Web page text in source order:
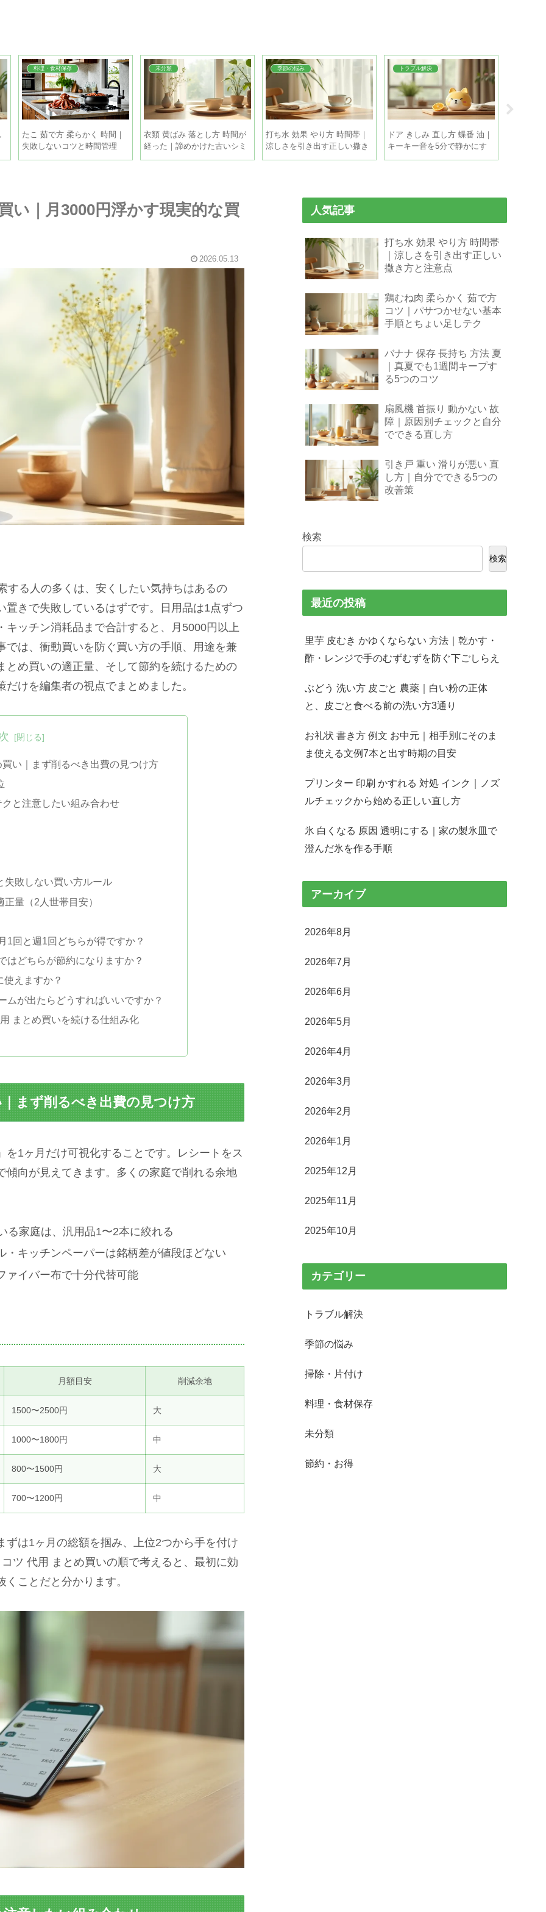
料理・食材保存
たこ 茹で方 柔らかく 時間｜
失敗しないコツと時間管理
未分類
衣類 黄ばみ 落とし方 時間が
経った｜諦めかけた古いシミ
も家庭で復活させる方法
季節の悩み
打ち水 効果 やり方 時間帯｜
涼しさを引き出す正しい撒き
方と注意点
トラブル解決
ドア きしみ 直し方 蝶番 油｜
キーキー音を5分で静かにす
る手順
い｜月3000円浮かす現実的な買
2026.05.13
する人の多くは、安くしたい気持ちはあるの
きで失敗しているはずです。日用品は1点ずつ
ッチン消耗品まで合計すると、月5000円以上
は、衝動買いを防ぐ買い方の手順、用途を兼
め買いの適正量、そして節約を続けるための
けを編集者の視点でまとめました。
い｜まず削るべき出費の見つけ方
と注意したい組み合わせ
失敗しない買い方ルール
量（2人世帯目安）
1回と週1回どちらが得ですか？
はどちらが節約になりますか？
えますか？
ムが出たらどうすればいいですか？
まとめ買いを続ける仕組み化
まず削るべき出費の見つけ方
1ヶ月だけ可視化することです。レシートをス
向が見えてきます。多くの家庭で削れる余地
る家庭は、汎用品1〜2本に絞れる
・キッチンペーパーは銘柄差が値段ほどない
ァイバー布で十分代替可能
月額目安 削減余地
1500〜2500円 大
1000〜1800円 中
800〜1500円 大
700〜1200円 中
は1ヶ月の総額を掴み、上位2つから手を付け
ツ 代用 まとめ買いの順で考えると、最初に効
ことだと分かります。
人気記事
打ち水 効果 やり方 時間帯
｜涼しさを引き出す正しい
撒き方と注意点
鶏むね肉 柔らかく 茹で方
コツ｜パサつかせない基本
手順とちょい足しテク
バナナ 保存 長持ち 方法 夏
｜真夏でも1週間キープす
る5つのコツ
扇風機 首振り 動かない 故
障｜原因別チェックと自分
でできる直し方
引き戸 重い 滑りが悪い 直
し方｜自分でできる5つの
改善策
検索
検索
最近の投稿
里芋 皮むき かゆくならない 方法｜乾かす・
酢・レンジで手のむずむずを防ぐ下ごしらえ
ぶどう 洗い方 皮ごと 農薬｜白い粉の正体
と、皮ごと食べる前の洗い方3通り
お礼状 書き方 例文 お中元｜相手別にそのま
ま使える文例7本と出す時期の目安
プリンター 印刷 かすれる 対処 インク｜ノズ
ルチェックから始める正しい直し方
氷 白くなる 原因 透明にする｜家の製氷皿で
澄んだ氷を作る手順
アーカイブ
2026年8月
2026年7月
2026年6月
2026年5月
2026年4月
2026年3月
2026年2月
2026年1月
2025年12月
2025年11月
2025年10月
カテゴリー
トラブル解決
季節の悩み
掃除・片付け
料理・食材保存
未分類
節約・お得